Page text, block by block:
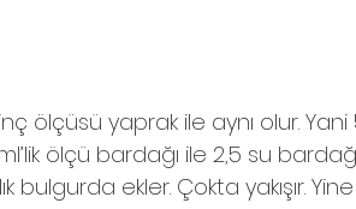
ölçüsü yaprak ile aynı olur.
ölçü bardağı ile 2,5 su
bulgurda ekler. Çokta yakışır.